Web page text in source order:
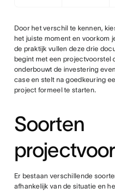
Door het verschil te kennen,
het juiste moment en voorkom
de praktijk vullen deze drie
begint met een projectvoorstel
onderbouwt de investering
case en stelt na goedkeuring
project formeel te starten.
Soorten
Er bestaan verschillende
afhankelijk van de situatie en